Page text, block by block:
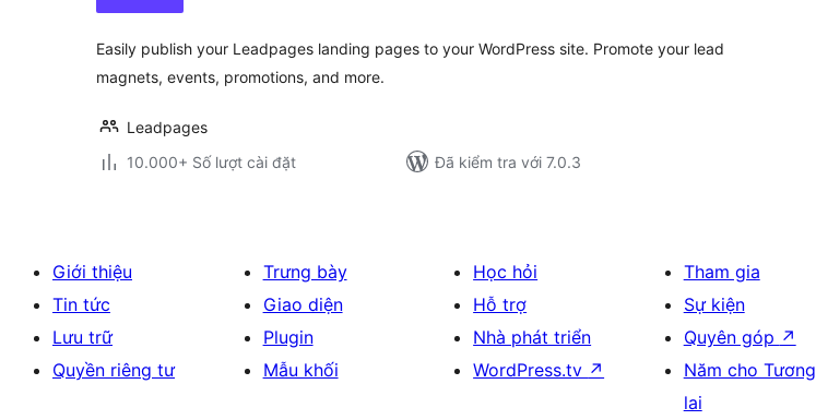
Easily publish your Leadpages landing pages to your WordPress site. Promote your lead
magnets, events, promotions, and more.
Leadpages
10.000+ Số lượt cài đặt
Đã kiểm tra với 7.0.3
Giới thiệu
Tin tức
Lưu trữ
Quyền riêng tư
Trưng bày
Giao diện
Plugin
Mẫu khối
Học hỏi
Hỗ trợ
Nhà phát triển
WordPress.tv ↗
Tham gia
Sự kiện
Quyên góp ↗
Năm cho Tương
lai